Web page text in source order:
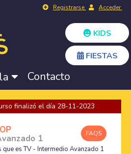
Registrarse Acceder
KIDS
FIESTAS
Contacto
finalizó el día 28-11-2023
FAQS
1
que es TV - Intermedio Avanzado 1